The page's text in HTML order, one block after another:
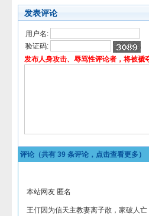
发表评论
用户名:
验证码:
发布人身攻击、辱骂性评论者，将被褫
评论（共有 39 条评论，点击查看更多）
本站网友 匿名
王仃因为信天主教妻离子散，家破人